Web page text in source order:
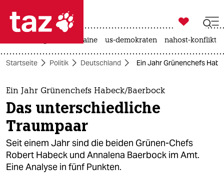
 taz zahl ich
taz zahl ich
themen
politik
öko
gesellschaft

taz zahl ich
krieg in der ukraine us-demokraten nahost-konflikt
Startseite Politik Deutschland Ein Jahr Grünenchefs
Ein Jahr Grünenchefs Habeck/Baerbock
Das unterschiedliche
Traumpaar
Seit einem Jahr sind die beiden Grünen-Chefs
Robert Habeck und Annalena Baerbock im Amt.
Eine Analyse in fünf Punkten.